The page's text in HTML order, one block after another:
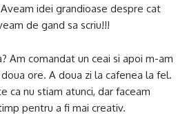
idei grandioase despre cat
de gand sa scriu!!!
Am comandat un ceai si apoi m-am
ore. A doua zi la cafenea la fel.
ca nu stiam atunci, dar faceam
pentru a fi mai creativ.